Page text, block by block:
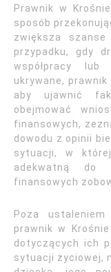
Prawnik w
sposób
zwiększa
przypadku, gdy
współpracy
ukrywane,
aby ujawnić
obejmować
finansowych,
dowodu z opinii
sytuacji, w
adekwatną do
finansowych
Poza
prawnik w
dotyczących ich
sytuacji życiowej,